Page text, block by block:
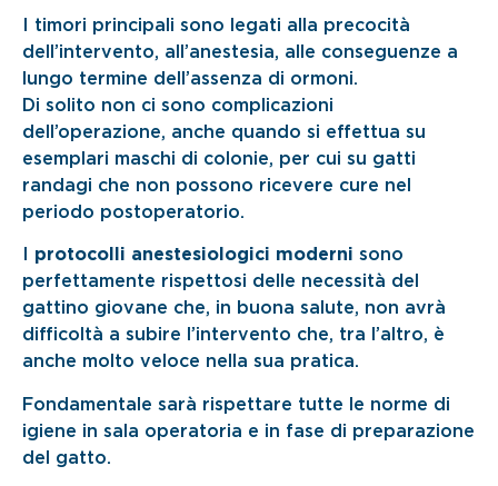
I timori principali sono legati alla precocità
dell’intervento, all’anestesia, alle conseguenze a
lungo termine dell’assenza di ormoni.
Di solito non ci sono complicazioni
dell’operazione, anche quando si effettua su
esemplari maschi di colonie, per cui su gatti
randagi che non possono ricevere cure nel
periodo postoperatorio.
protocolli anestesiologici moderni sono
perfettamente rispettosi delle necessità del
gattino giovane che, in buona salute, non avrà
difficoltà a subire l’intervento che, tra l’altro, è
anche molto veloce nella sua pratica.
Fondamentale sarà rispettare tutte le norme di
igiene in sala operatoria e in fase di preparazione
del gatto.